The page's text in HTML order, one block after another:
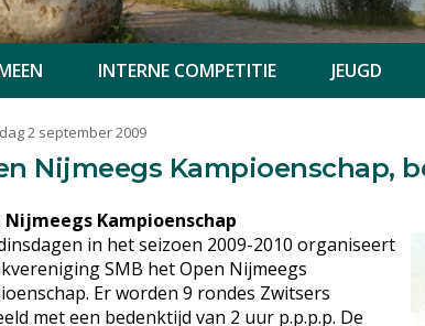
2 september 2009
Nijmeegs Kampioenschap,
Nijmeegs Kampioenschap
in het seizoen 2009-2010 organiseert
SMB het Open Nijmeegs
Er worden 9 rondes Zwitsers
met een bedenktijd van 2 uur p.p.p.p. De
INTERNE COMPETITIE JEUGD